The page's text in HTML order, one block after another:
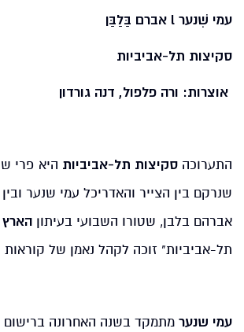
עמי שִׁנער l אברם בַּלַבַּן
סקיצות תל-אביביות
אוצרות: ורה פלפול, דנה גורדון
התערוכה סקיצות תל-אביביות היא פרי
שנרקם בין הצייר והאדריכל עמי שנער
אברהם בלבן, שטורו השבועי בעיתון הארץ
תל-אביביות" זוכה לקהל נאמן של קוראות
עמי שנער מתמקד בשנה האחרונה ברישום